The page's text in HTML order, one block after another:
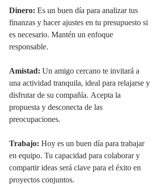
Dinero: Es un buen día para analizar tus
finanzas y hacer ajustes en tu presupuesto si
es necesario. Mantén un enfoque
responsable.
Amistad: Un amigo cercano te invitará a
una actividad tranquila, ideal para relajarse y
disfrutar de su compañía. Acepta la
propuesta y desconecta de las
preocupaciones.
Trabajo: Hoy es un buen día para trabajar
en equipo. Tu capacidad para colaborar y
compartir ideas será clave para el éxito en
proyectos conjuntos.